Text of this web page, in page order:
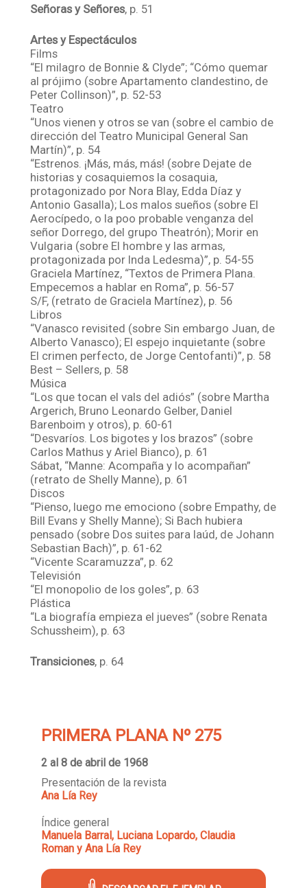
Señoras y Señores, p. 51
Artes y Espectáculos
Films
“El milagro de Bonnie & Clyde”; “Cómo quemar
al prójimo (sobre Apartamento clandestino, de
Peter Collinson)”, p. 52-53
Teatro
“Unos vienen y otros se van (sobre el cambio de
dirección del Teatro Municipal General San
Martín)”, p. 54
“Estrenos. ¡Más, más, más! (sobre Dejate de
historias y cosaquiemos la cosaquia,
protagonizado por Nora Blay, Edda Díaz y
Antonio Gasalla); Los malos sueños (sobre El
Aerocípedo, o la poo probable venganza del
señor Dorrego, del grupo Theatrón); Morir en
Vulgaria (sobre El hombre y las armas,
protagonizada por Inda Ledesma)”, p. 54-55
Graciela Martínez, “Textos de Primera Plana.
Empecemos a hablar en Roma”, p. 56-57
S/F, (retrato de Graciela Martínez), p. 56
Libros
“Vanasco revisited (sobre Sin embargo Juan, de
Alberto Vanasco); El espejo inquietante (sobre
El crimen perfecto, de Jorge Centofanti)”, p. 58
Best – Sellers, p. 58
Música
“Los que tocan el vals del adiós” (sobre Martha
Argerich, Bruno Leonardo Gelber, Daniel
Barenboim y otros), p. 60-61
“Desvaríos. Los bigotes y los brazos” (sobre
Carlos Mathus y Ariel Bianco), p. 61
Sábat, “Manne: Acompaña y lo acompañan”
(retrato de Shelly Manne), p. 61
Discos
“Pienso, luego me emociono (sobre Empathy, de
Bill Evans y Shelly Manne); Si Bach hubiera
pensado (sobre Dos suites para laúd, de Johann
Sebastian Bach)”, p. 61-62
“Vicente Scaramuzza”, p. 62
Televisión
“El monopolio de los goles”, p. 63
Plástica
“La biografía empieza el jueves” (sobre Renata
Schussheim), p. 63
Transiciones, p. 64
PRIMERA PLANA Nº 275
2 al 8 de abril de 1968
Presentación de la revista
Ana Lía Rey
Índice general
Manuela Barral, Luciana Lopardo, Claudia
Roman y Ana Lía Rey